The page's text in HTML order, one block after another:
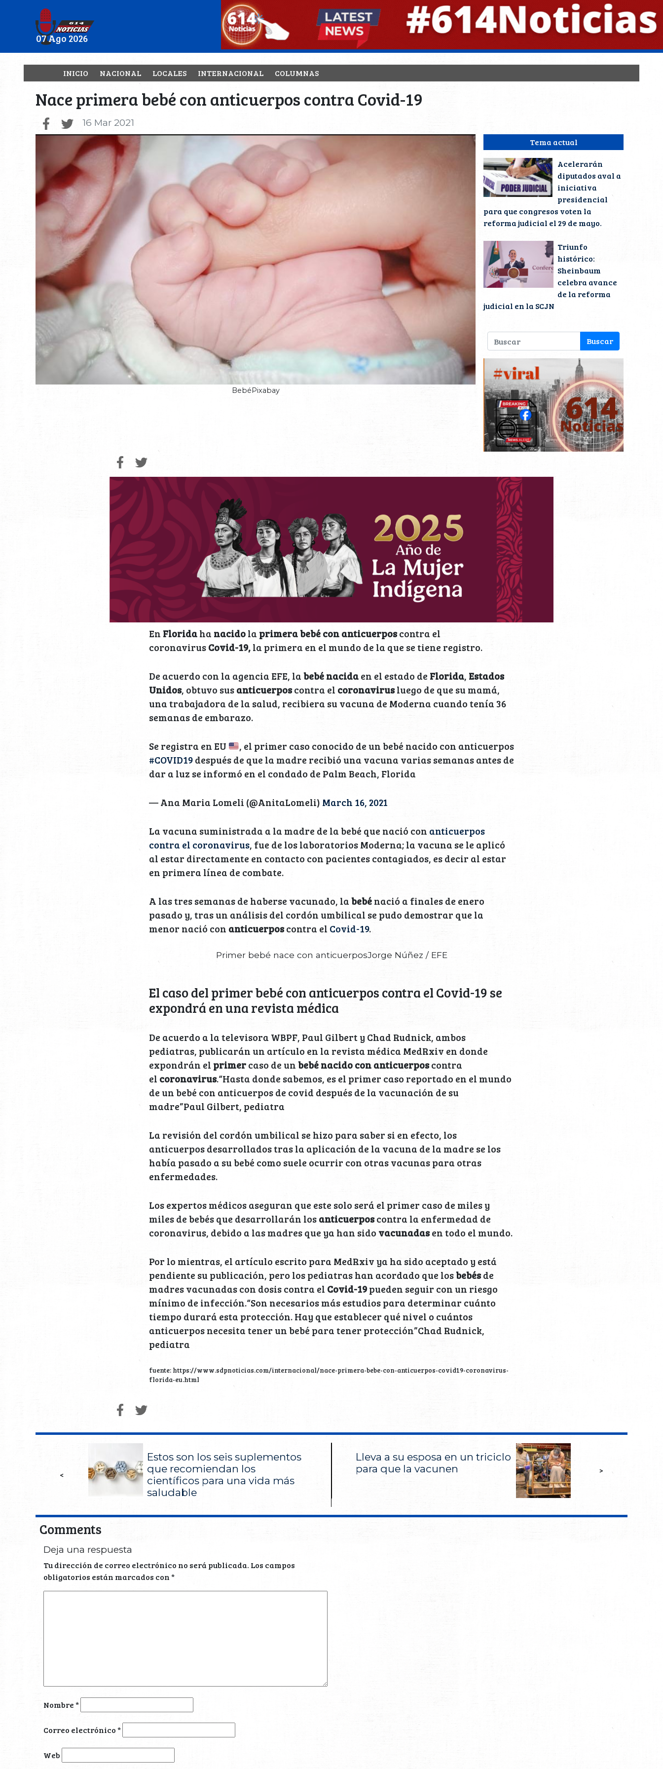
07 Ago 2026
INICIO NACIONAL LOCALES INTERNACIONAL COLUMNAS
Nace primera bebé con anticuerpos contra Covid-19
16 Mar 2021
BebéPixabay
Tema actual
Acelerarán
diputados aval a
iniciativa
presidencial
para que congresos voten la
reforma judicial el 29 de mayo.
Triunfo
histórico:
Sheinbaum
celebra avance
de la reforma
judicial en la SCJN
En Floridaha nacidola primera bebé con anticuerposcontra el
coronavirusCovid-19,la primera en el mundo de la que se tiene registro.
De acuerdo con la agencia EFE, labebé nacidaen el estado de Florida, Estados
Unidos, obtuvo susanticuerposcontra el coronavirusluego de que su mamá,
una trabajadora de la salud, recibiera su vacuna de Moderna cuando tenía 36
semanas de embarazo.
Se registra en EU
, el primer caso conocido de un bebé nacido con anticuerpos
#COVID19después de que la madre recibió una vacuna varias semanas antes de
dar a luz se informó en el condado de Palm Beach, Florida
— Ana Maria Lomeli (@AnitaLomeli) March 16, 2021
La vacuna suministrada a la madre de la bebé que nació con anticuerpos
contra el coronavirus, fue de los laboratorios Moderna; la vacuna se le aplicó
al estar directamente en contacto con pacientes contagiados, es decir al estar
en primera línea de combate.
A las tres semanas de haberse vacunado, labebénació a finales de enero
pasado y, tras un análisis del cordón umbilical se pudo demostrar que la
menor nació con anticuerposcontra el Covid-19.
Primer bebé nace con anticuerposJorge Núñez / EFE
El caso del primer bebé con anticuerpos contra el Covid-19 se
expondrá en una revista médica
De acuerdo a la televisora WBPF, Paul Gilbert y Chad Rudnick, ambos
pediatras, publicarán un artículo en la revista médica MedRxiv en donde
expondrán el primercaso de unbebé nacido con anticuerposcontra
el coronavirus.“Hasta donde sabemos, es el primer caso reportado en el mundo
de un bebé con anticuerpos de covid después de la vacunación de su
madre”Paul Gilbert, pediatra
La revisión del cordón umbilical se hizo para saber si en efecto, los
anticuerpos desarrollados tras la aplicación de la vacuna de la madre se los
había pasado a su bebé como suele ocurrir con otras vacunas para otras
enfermedades.
Los expertos médicos aseguran que este solo será el primer caso de miles y
miles de bebés que desarrollarán losanticuerposcontra la enfermedad de
coronavirus, debido a las madres que ya han sido vacunadasen todo el mundo.
Por lo mientras, el artículo escrito para MedRxiv ya ha sido aceptado y está
pendiente su publicación, pero los pediatras han acordado que losbebésde
madres vacunadas con dosis contra el Covid-19pueden seguir con un riesgo
mínimo de infección.“Son necesarios más estudios para determinar cuánto
tiempo durará esta protección. Hay que establecer qué nivel o cuántos
anticuerpos necesita tener un bebé para tener protección”Chad Rudnick,
pediatra
fuente: https://www.sdpnoticias.com/internacional/nace-primera-bebe-con-anticuerpos-covid19-coronavirus-
florida-eu.html
<
Estos son los seis suplementos
que recomiendan los
científicos para una vida más
saludable
Lleva a su esposa en un triciclo
para que la vacunen
>
Comments
Deja una respuesta
Tu dirección de correo electrónico no será publicada. Los campos
obligatorios están marcados con*
Nombre*
Correo electrónico*
Web